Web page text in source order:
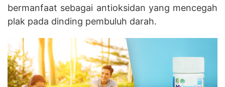
bermanfaat sebagai antioksidan yang mencegah
plak pada dinding pembuluh darah.